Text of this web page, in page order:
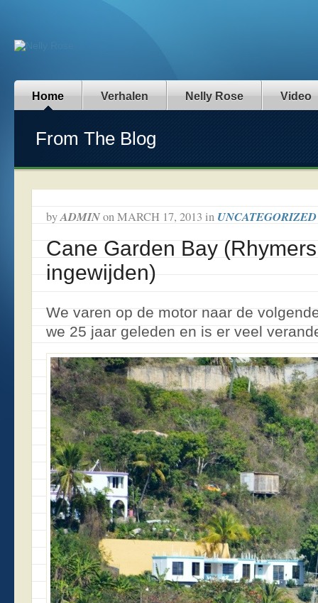
Home Verhalen Nelly Rose Video
From The Blog
byADMINonMARCH 17, 2013 in UNCATEGORIZED
Cane Garden Bay
ingewijden)
We varen op de motor naar de
we 25 jaar geleden en is er veel